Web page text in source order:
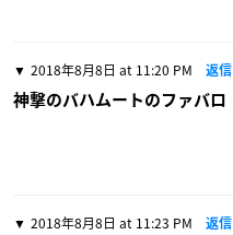
2018年8月8日 at 11:20 PM 返信
神撃のバハムートのファバロ
2018年8月8日 at 11:23 PM 返信